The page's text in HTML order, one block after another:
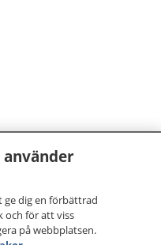
och vård
ge dig en förbättrad
och för att viss
på webbplatsen.